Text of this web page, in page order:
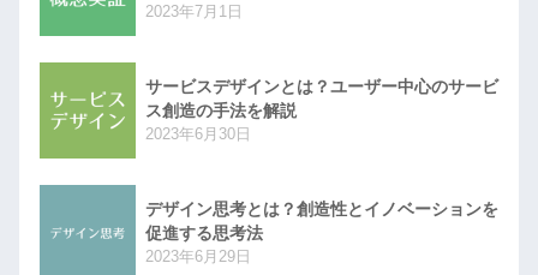
2023年7月1日
サービスデザインとは？ユーザー中心のサービ
ス創造の手法を解説
2023年6月30日
デザイン思考とは？創造性とイノベーションを
促進する思考法
2023年6月29日